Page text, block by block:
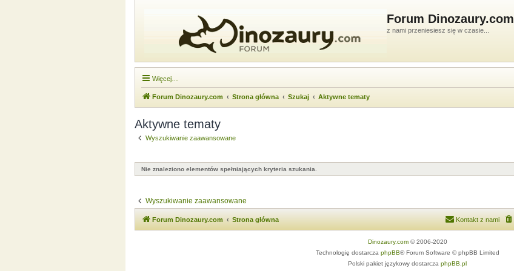
Forum Dinozaury.com
z nami przeniesiesz się w czasie...
Więcej…
Forum Dinozaury.com Strona główna Szukaj Aktywne tematy
Aktywne tematy
Wyszukiwanie zaawansowane
Nie znaleziono elementów spełniających kryteria szukania.
Wyszukiwanie zaawansowane
Forum Dinozaury.com Strona główna Kontakt z nami
Dinozaury.com© 2006-2020
Technologię dostarcza phpBB® Forum Software © phpBB Limited
Polski pakiet językowy dostarcza phpBB.pl